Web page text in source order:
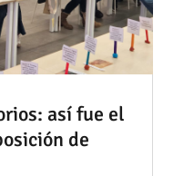
así fue el
de